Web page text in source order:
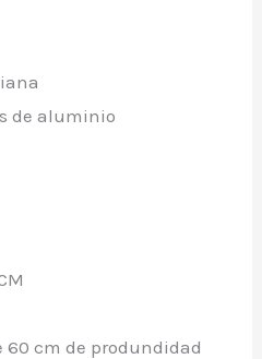
de aluminio
60 cm de produndidad